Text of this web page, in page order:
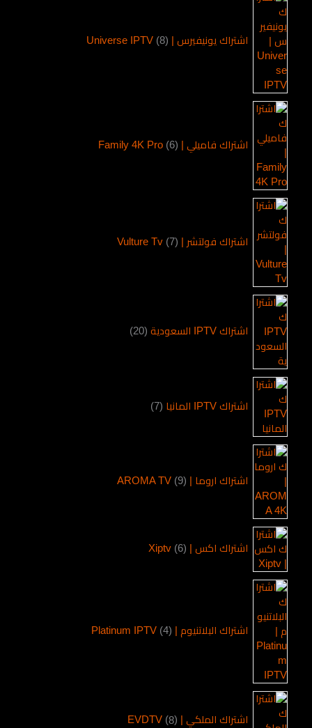
اشتراك يونيفيرس | Universe IPTV 8
اشتراك فاميلي | Family 4K Pro 6
اشتراك فولتشر | Vulture Tv 7
اشتراك IPTV السعودية 20
اشتراك IPTV المانيا 7
اشتراك اروما | AROMA TV 9
اشتراك اكس | Xiptv 6
اشتراك البلاتنيوم | Platinum IPTV 4
اشتراك الملكي | EVDTV 8